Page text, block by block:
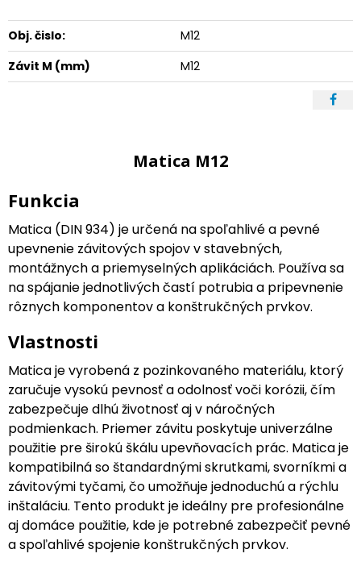
Obj. čislo:
M12
Závit M (mm)
M12
Matica M12
Funkcia
Matica (DIN 934) je určená na spoľahlivé a pevné
upevnenie závitových spojov v stavebných,
montážnych a priemyselných aplikáciách. Používa sa
na spájanie jednotlivých častí potrubia a pripevnenie
rôznych komponentov a konštrukčných prvkov.
Vlastnosti
Matica je vyrobená z pozinkovaného materiálu, ktorý
zaručuje vysokú pevnosť a odolnosť voči korózii, čím
zabezpečuje dlhú životnosť aj v náročných
podmienkach. Priemer závitu poskytuje univerzálne
použitie pre širokú škálu upevňovacích prác. Matica je
kompatibilná so štandardnými skrutkami, svorníkmi a
závitovými tyčami, čo umožňuje jednoduchú a rýchlu
inštaláciu. Tento produkt je ideálny pre profesionálne
aj domáce použitie, kde je potrebné zabezpečiť pevné
a spoľahlivé spojenie konštrukčných prvkov.